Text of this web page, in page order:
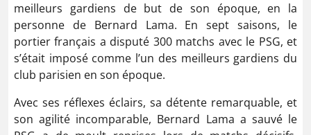
meilleurs gardiens de but de son époque, en la
personne de Bernard Lama. En sept saisons, le
portier français a disputé 300 matchs avec le PSG, et
s’était imposé comme l’un des meilleurs gardiens du
club parisien en son époque.
Avec ses réflexes éclairs, sa détente remarquable, et
son agilité incomparable, Bernard Lama a sauvé le